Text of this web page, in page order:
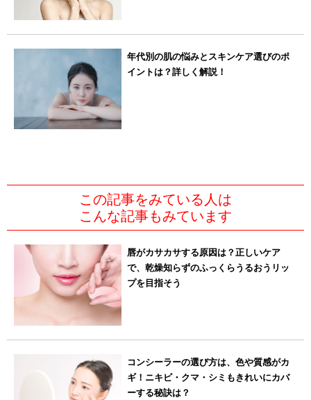
年代別の肌の悩みとスキンケア選びのポ
イントは？詳しく解説！
この記事をみている人は
こんな記事もみています
唇がカサカサする原因は？正しいケア
で、乾燥知らずのふっくらうるおうリッ
プを目指そう
コンシーラーの選び方は、色や質感がカ
ギ！ニキビ・クマ・シミもきれいにカバ
ーする秘訣は？